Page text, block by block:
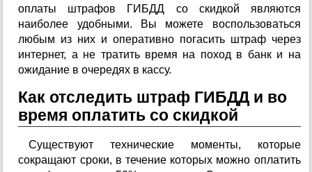
оплаты штрафов ГИБДД со скидкой являются
наиболее удобными. Вы можете воспользоваться
любым из них и оперативно погасить штраф через
интернет, а не тратить время на поход в банк и на
ожидание в очередях в кассу.
Как отследить штраф ГИБДД и во
время оплатить со скидкой
Существуют технические моменты, которые
сокращают сроки, в течение которых можно оплатить